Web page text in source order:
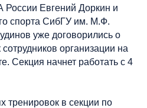
Евгений Доркин и
спорта СибГУ им. М.Ф.
уже договорились о
организации на
Секция начнет работать с 4
тренировок в секции по